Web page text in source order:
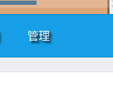
管理